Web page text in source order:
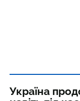
Україна